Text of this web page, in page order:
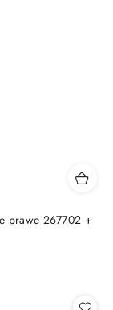
prawe 267702 +